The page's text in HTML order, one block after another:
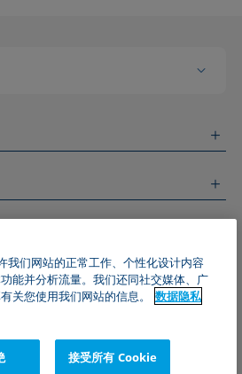
我们网站的正常工作、个性化设计内容
能并分析流量。我们还同社交媒体、广
关您使用我们网站的信息。
数据隐私
接受所有 Cookie